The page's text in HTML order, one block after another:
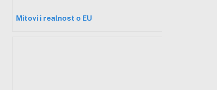
Mitovi i realnost o EU